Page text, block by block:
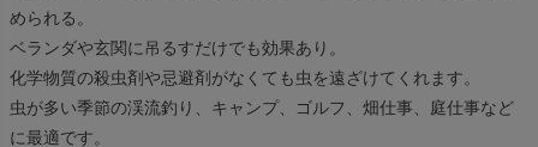
められる。
ベランダや玄関に吊るすだけでも効果あり。
化学物質の殺虫剤や忌避剤がなくても虫を遠ざけてくれます。
虫が多い季節の渓流釣り、キャンプ、ゴルフ、畑仕事、庭仕事など
に最適です。